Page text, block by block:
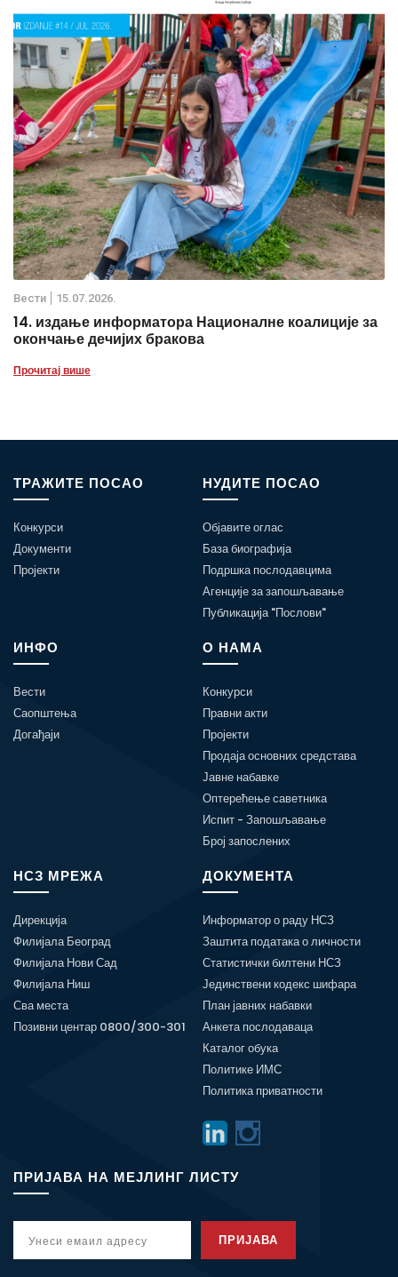
Вести 15.07.2026.
14. издање информатора Националне коалиције за
окончање дечијих бракова
Прочитај више
ТРАЖИТЕ ПОСАО
Конкурси
Документи
Пројекти
НУДИТЕ ПОСАО
Објавите оглас
База биографија
Подршка послодавцима
Агенције за запошљавање
Публикација "Послови"
ИНФО
Вести
Саопштења
Догађаји
О НАМА
Конкурси
Правни акти
Пројекти
Продаја основних средстава
Јавне набавке
Оптерећење саветника
Испит - Запошљавање
Број запослених
НСЗ МРЕЖА
Дирекција
Филијала Београд
Филијала Нови Сад
Филијала Ниш
Сва места
Позивни центар 0800/300-301
ДОКУМЕНТА
Информатор о раду НСЗ
Заштита података о личности
Статистички билтени НСЗ
Јединствени кодекс шифара
План јавних набавки
Анкета послодаваца
Каталог обука
Политике ИМС
Политика приватности
ПРИЈАВА НА МЕЈЛИНГ ЛИСТУ
ПРИЈАВА